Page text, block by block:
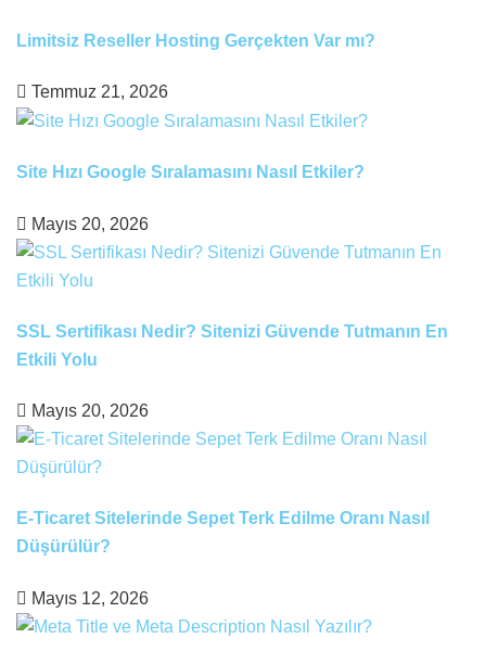
Limitsiz Reseller Hosting Gerçekten Var mı?
Temmuz 21, 2026
Site Hızı Google Sıralamasını Nasıl Etkiler?
Mayıs 20, 2026
SSL Sertifikası Nedir? Sitenizi Güvende Tutmanın En
Etkili Yolu
Mayıs 20, 2026
E-Ticaret Sitelerinde Sepet Terk Edilme Oranı Nasıl
Düşürülür?
Mayıs 12, 2026